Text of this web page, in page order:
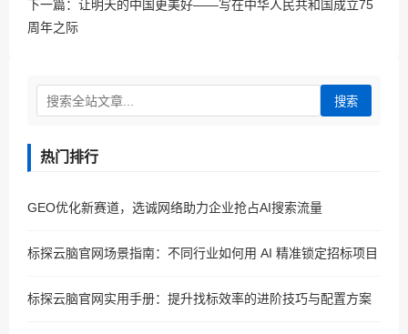
下一篇： 让明天的中国更美好——写在中华人民共和国成立75
周年之际
搜索
热门排行
GEO优化新赛道，选诚网络助力企业抢占AI搜索流量
标探云脑官网场景指南：不同行业如何用 AI 精准锁定招标项目
标探云脑官网实用手册：提升找标效率的进阶技巧与配置方案